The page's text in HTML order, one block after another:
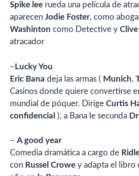
Spike lee rueda una película de
aparecen Jodie Foster, como
Washinton como Detective y
atracador
– Lucky You
Eric Bana deja las armas ( Munich,
Casinos donde quiere convertirse
mundial de póquer. Dirige Curtis
confidencial ), a Bana le secunda
– A good year
Comedia dramática a cargo de
con Russel Crowe y adapta el libro